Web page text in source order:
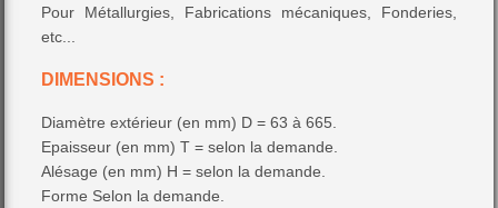
Pour Métallurgies, Fabrications mécaniques, Fonderies,
etc...
DIMENSIONS :
Diamètre extérieur (en mm) D = 63 à 665.
Epaisseur (en mm) T = selon la demande.
Alésage (en mm) H = selon la demande.
Forme Selon la demande.